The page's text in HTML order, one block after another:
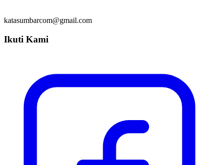
katasumbarcom@gmail.com
Ikuti Kami